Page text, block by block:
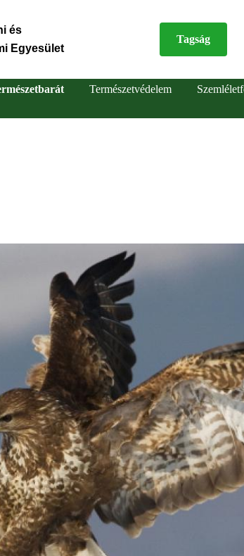
és
Egyesület
Top
Tagság
Természetvédelem